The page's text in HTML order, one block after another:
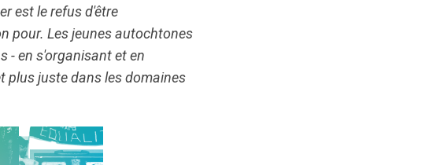
est le refus d'être
pour. Les jeunes autochtones
- en s'organisant et en
plus juste dans les domaines